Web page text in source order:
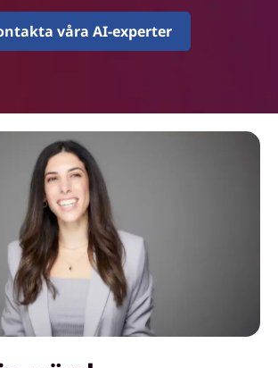
våra AI-experter